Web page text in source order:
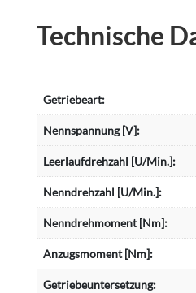
Technische
Getriebeart:
Nennspannung [V]:
Leerlaufdrehzahl [U/Min.]:
Nenndrehzahl [U/Min.]:
Nenndrehmoment [Nm]:
Anzugsmoment [Nm]:
Getriebeuntersetzung: